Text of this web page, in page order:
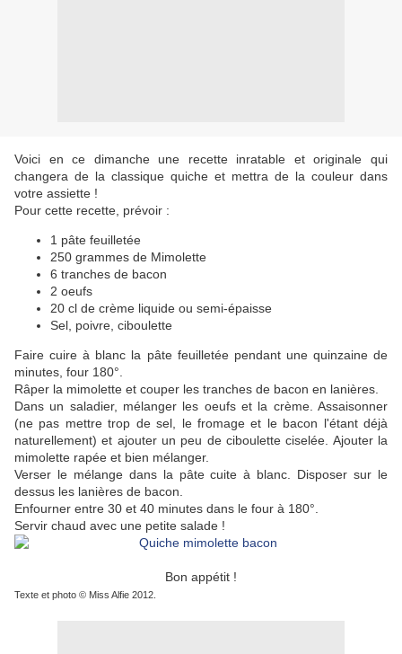
Voici en ce dimanche une recette inratable et originale qui
changera de la classique quiche et mettra de la couleur dans
votre assiette !
Pour cette recette, prévoir :
1 pâte feuilletée
250 grammes de Mimolette
6 tranches de bacon
2 oeufs
20 cl de crème liquide ou semi-épaisse
Sel, poivre, ciboulette
Faire cuire à blanc la pâte feuilletée pendant une quinzaine de
minutes, four 180°.
Râper la mimolette et couper les tranches de bacon en lanières.
Dans un saladier, mélanger les oeufs et la crème. Assaisonner
(ne pas mettre trop de sel, le fromage et le bacon l'étant déjà
naturellement) et ajouter un peu de ciboulette ciselée. Ajouter la
mimolette rapée et bien mélanger.
Verser le mélange dans la pâte cuite à blanc. Disposer sur le
dessus les lanières de bacon.
Enfourner entre 30 et 40 minutes dans le four à 180°.
Servir chaud avec une petite salade !
Bon appétit !
Texte et photo © Miss Alfie 2012.